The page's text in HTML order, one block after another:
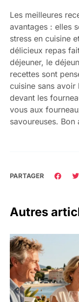
Les meilleures
avantages : elles
stress en cuisine
délicieux repas
déjeuner, le
recettes sont
cuisine sans avoir
devant les
vous aux
savoureuses. Bon
PARTAGER
Autres